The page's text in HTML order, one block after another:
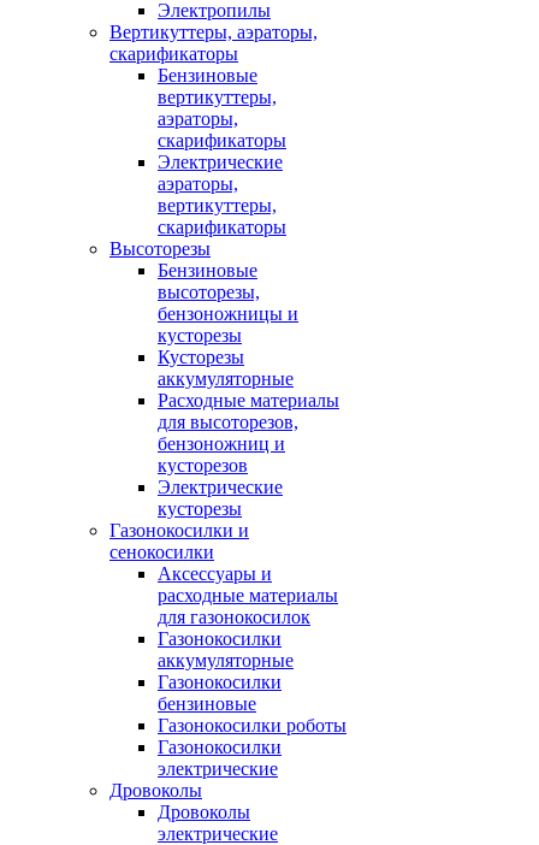
Электропилы
Вертикуттеры, аэраторы,
скарификаторы
Бензиновые
вертикуттеры,
аэраторы,
скарификаторы
Электрические
аэраторы,
вертикуттеры,
скарификаторы
Высоторезы
Бензиновые
высоторезы,
бензоножницы и
кусторезы
Кусторезы
аккумуляторные
Расходные материалы
для высоторезов,
бензоножниц и
кусторезов
Электрические
кусторезы
Газонокосилки и
сенокосилки
Аксессуары и
расходные материалы
для газонокосилок
Газонокосилки
аккумуляторные
Газонокосилки
бензиновые
Газонокосилки роботы
Газонокосилки
электрические
Дровоколы
Дровоколы
электрические